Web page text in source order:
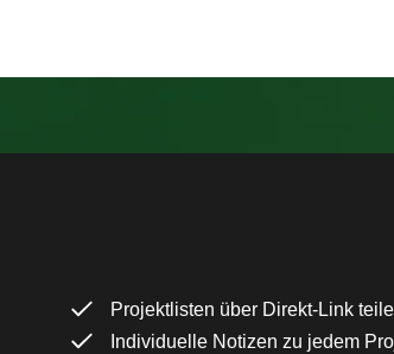
Projektlisten über Direkt-Link
Individuelle Notizen zu jedem